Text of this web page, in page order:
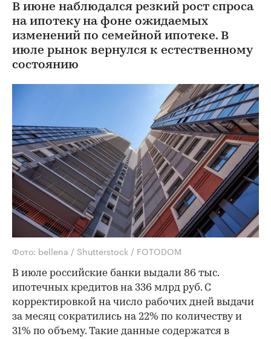
В июне наблюдался резкий рост спроса
на ипотеку на фоне ожидаемых
изменений по семейной ипотеке. В
июле рынок вернулся к естественному
состоянию
Фото: bellena / Shutterstock / FOTODOM
В июле российские банки выдали 86 тыс.
ипотечных кредитов на 336 млрд руб. С
корректировкой на число рабочих дней выдачи
за месяц сократились на 22% по количеству и
31% по объему. Такие данные содержатся в